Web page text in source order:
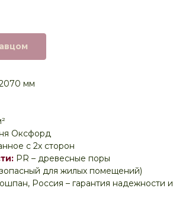
мм
Оксфорд
с 2х сторон
PR – древесные поры
для жилых помещений)
Россия – гарантия надежности и